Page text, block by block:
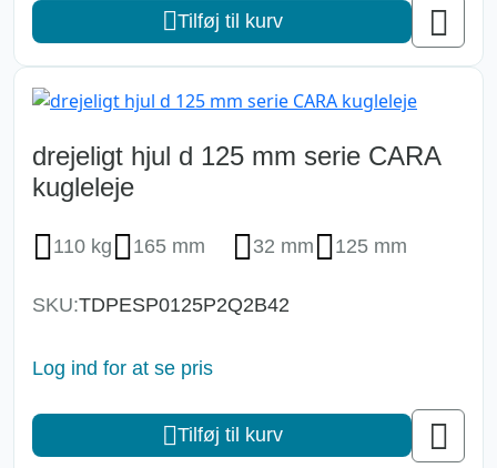
Tilføj til kurv
drejeligt hjul d 125 mm serie CARA
kugleleje
110 kg 165 mm 32 mm 125 mm
SKU:TDPESP0125P2Q2B42
Log ind for at se pris
Tilføj til kurv